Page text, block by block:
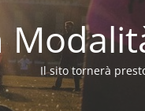
Il sito tornerà